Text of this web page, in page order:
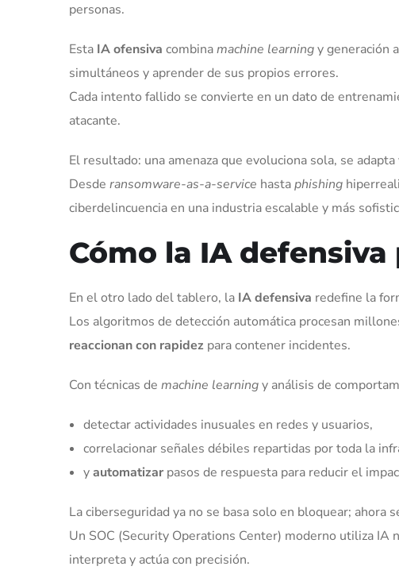
personas.
Esta IA ofensiva combinamachine learningy generación
simultáneos y aprender de sus propios errores.
Cada intento fallido se convierte en un dato de
atacante.
El resultado: una amenaza que evoluciona sola, se adapta
Desde ransomware-as-a-service hastaphishing
ciberdelincuencia en una industria escalable y más
Cómo la IA
En el otro lado del tablero, la IA defensiva redefine la
Los algoritmos de detección automática procesan
reaccionan con rapidez para contener incidentes.
Con técnicas de machine learningy análisis de
detectar actividades inusuales en redes y usuarios,
correlacionar señales débiles repartidas por toda la
yautomatizar pasos de respuesta para reducir el
La ciberseguridad ya no se basa solo en bloquear; ahora
Un SOC (Security Operations Center) moderno utiliza IA
interpreta y actúa con precisión.